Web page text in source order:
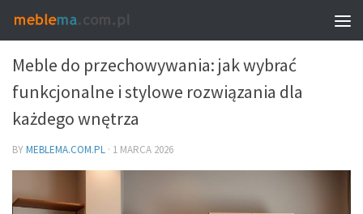
MEBLE – PROPORCJE, UKŁAD I WYBÓR
Meble do przechowywania: jak wybrać
funkcjonalne i stylowe rozwiązania dla
każdego wnętrza
BYMEBLEMA.COM.PL · 1 MARCA 2026